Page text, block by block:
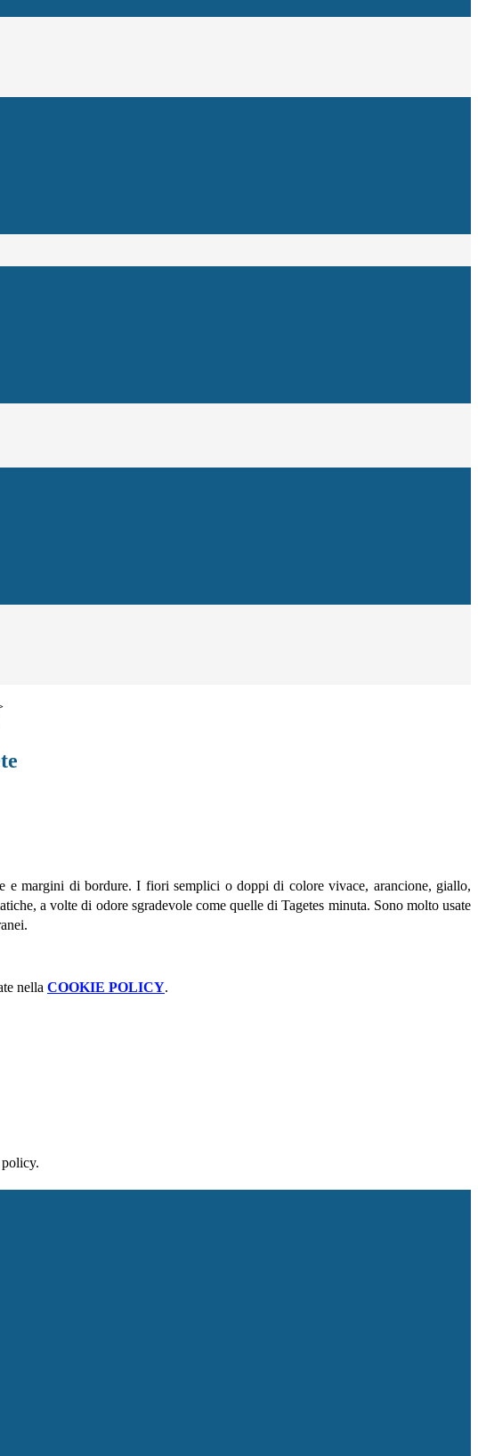
e margini di bordure. I fiori semplici o doppi di colore vivace, arancione, giallo,
a volte di odore sgradevole come quelle di Tagetes minuta. Sono molto usate
nella COOKIE POLICY.